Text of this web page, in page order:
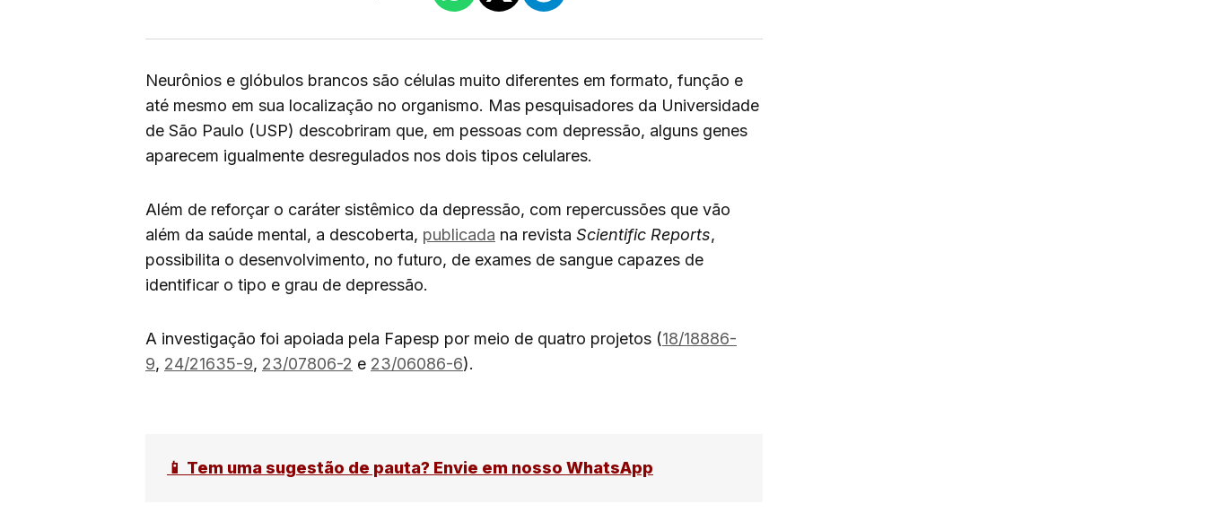
Neurônios e glóbulos brancos são células muito diferentes em formato, função e
até mesmo em sua localização no organismo. Mas pesquisadores da Universidade
de São Paulo (USP) descobriram que, em pessoas com depressão, alguns genes
aparecem igualmente desregulados nos dois tipos celulares.
Além de reforçar o caráter sistêmico da depressão, com repercussões que vão
além da saúde mental, a descoberta, publicada na revista Scientific Reports,
possibilita o desenvolvimento, no futuro, de exames de sangue capazes de
identificar o tipo e grau de depressão.
A investigação foi apoiada pela Fapesp por meio de quatro projetos (18/18886-
9, 24/21635-9, 23/07806-2 e 23/06086-6).
📱 Tem uma sugestão de pauta? Envie em nosso WhatsApp